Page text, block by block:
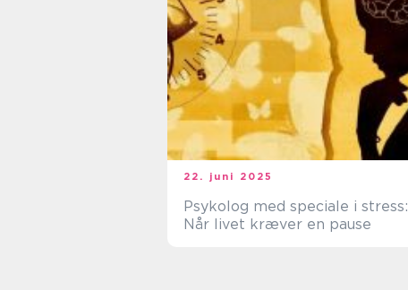
22. juni 2025
Psykolog med speciale i stress:
Når livet kræver en pause